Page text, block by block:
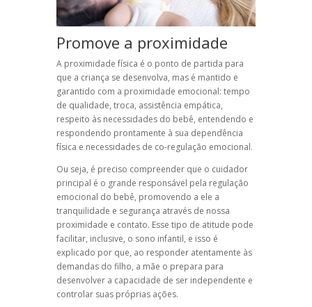
Promove a proximidade
A proximidade física é o ponto de partida para
que a criança se desenvolva, mas é mantido e
garantido com a proximidade emocional: tempo
de qualidade, troca, assistência empática,
respeito às necessidades do bebê, entendendo e
respondendo prontamente à sua dependência
física e necessidades de co-regulação emocional.
Ou seja, é preciso compreender que o cuidador
principal é o grande responsável pela regulação
emocional do bebê, promovendo a ele a
tranquilidade e segurança através de nossa
proximidade e contato. Esse tipo de atitude pode
facilitar, inclusive, o sono infantil, e isso é
explicado por que, ao responder atentamente às
demandas do filho, a mãe o prepara para
desenvolver a capacidade de ser independente e
controlar suas próprias ações.